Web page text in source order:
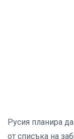
Русия планира
от списъка на